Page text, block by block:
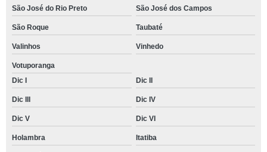
São José do Rio Preto São José dos Campos
São Roque Taubaté
Valinhos Vinhedo
Votuporanga
Dic I
Dic II
Dic III Dic IV
Dic V Dic VI
Holambra Itatiba